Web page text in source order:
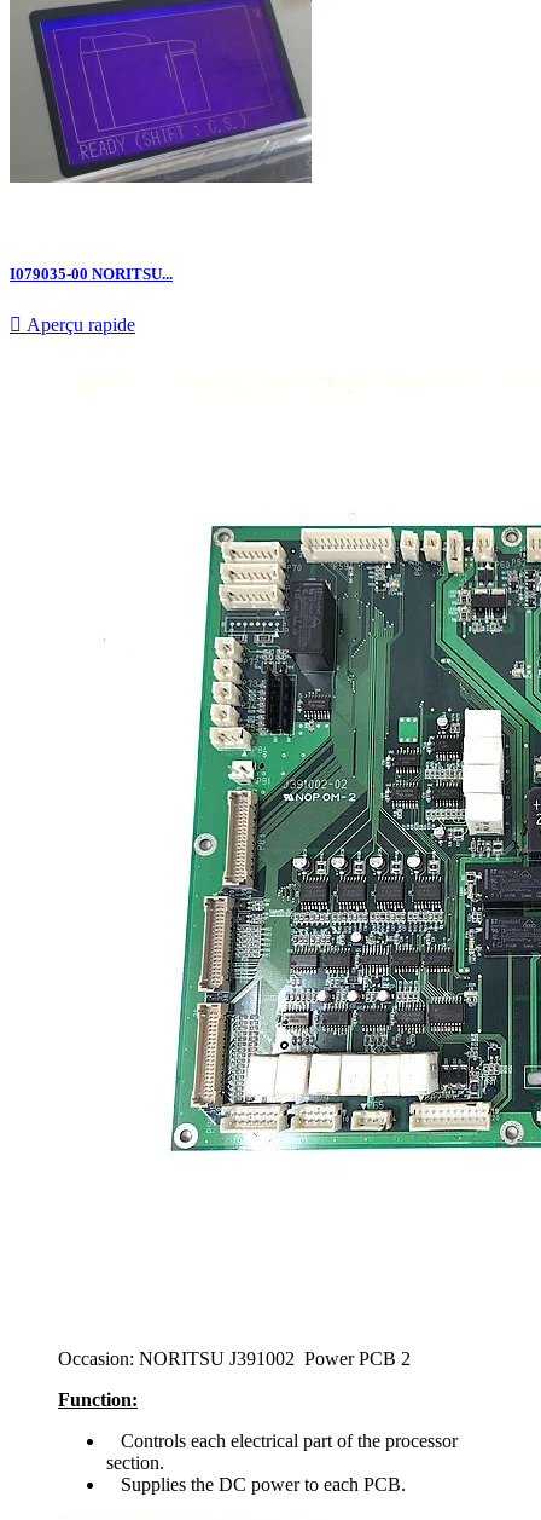
I079035-00 NORITSU...
 Aperçu rapide
Occasion: NORITSU J391002 Power PCB 2
Function:
Controls each electrical part of the processor
section.
Supplies the DC power to each PCB.